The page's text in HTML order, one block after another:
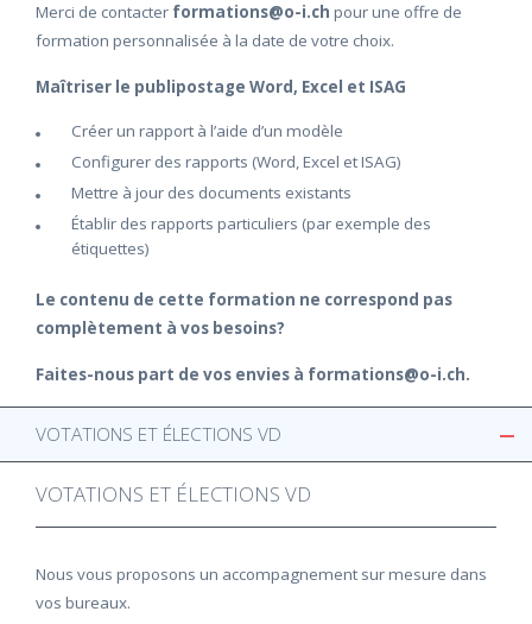
Merci de contacter formations@o-i.ch pour une offre de
formation personnalisée à la date de votre choix.
Maîtriser le publipostage Word, Excel et ISAG
Créer un rapport à l’aide d’un modèle
Configurer des rapports (Word, Excel et ISAG)
Mettre à jour des documents existants
Établir des rapports particuliers (par exemple des
étiquettes)
Le contenu de cette formation ne correspond pas
complètement à vos besoins?
Faites-nous part de vos envies à formations@o-i.ch.
VOTATIONS ET ÉLECTIONS VD
VOTATIONS ET ÉLECTIONS VD
Nous vous proposons un accompagnement sur mesure dans
vos bureaux.